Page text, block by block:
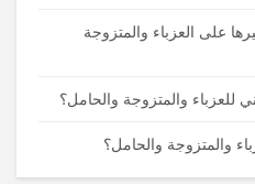
على العزباء والمتزوجة
للعزباء والمتزوجة والحامل؟
والمتزوجة والحامل؟